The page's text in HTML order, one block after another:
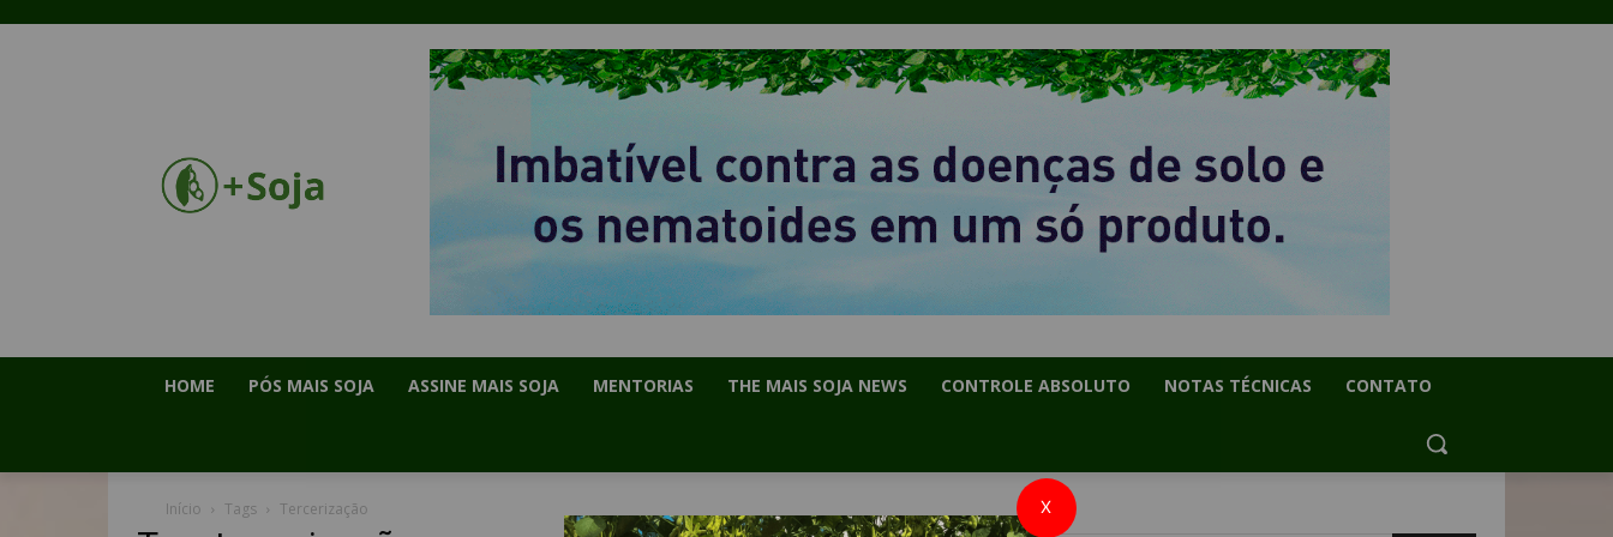
HOME PÓS MAIS SOJA ASSINE MAIS SOJA MENTORIAS THE MAIS SOJA NEWS CONTROLE ABSOLUTO NOTAS TÉCNICAS CONTATO
Início Tags Tercerização X